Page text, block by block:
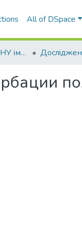
All of DSpace
Наукові видання ОНУ імені І. І. Мечникова